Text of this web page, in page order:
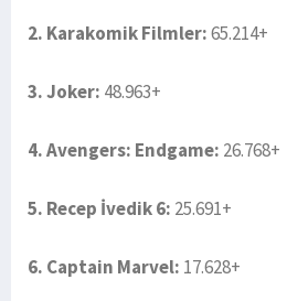
2. Karakomik Filmler:65.214+
3. Joker: 48.963+
4. Avengers: Endgame: 26.768+
5. Recep İvedik 6: 25.691+
6. Captain Marvel: 17.628+